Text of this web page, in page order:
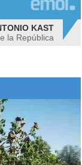
KAST
la República